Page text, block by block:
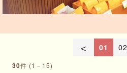
＜ 01 02
30件 (1－15)